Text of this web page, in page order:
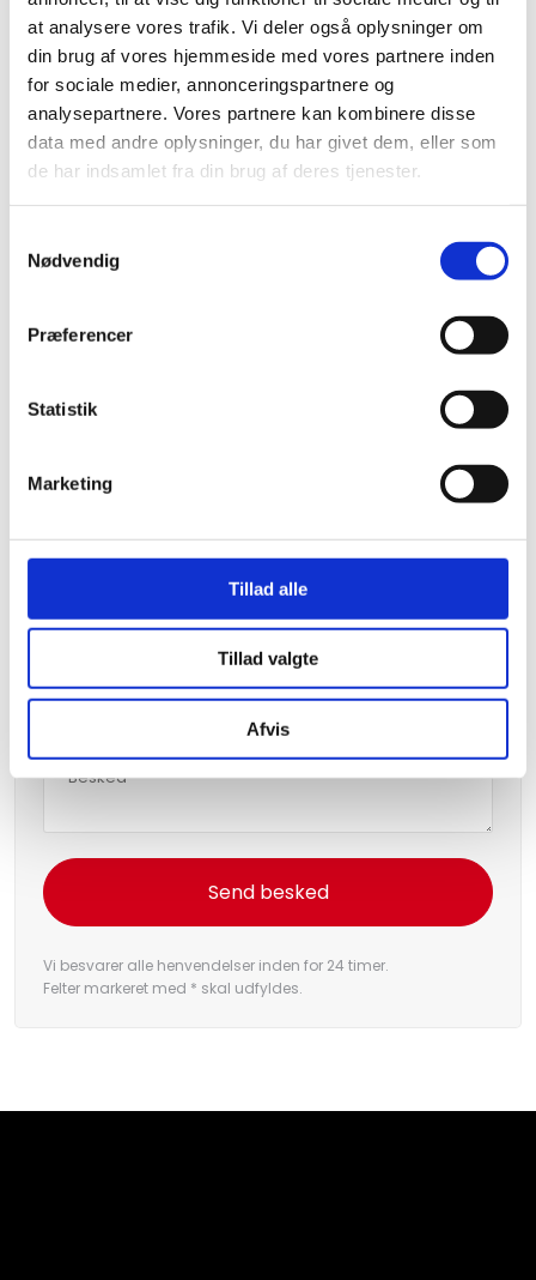
at analysere vores trafik. Vi deler også oplysninger om
din brug af vores hjemmeside med vores partnere inden
for sociale medier, annonceringspartnere og
analysepartnere. Vores partnere kan kombinere disse
data med andre oplysninger, du har givet dem, eller som
de har indsamlet fra din brug af deres tjenester.
Nødvendig
Præferencer
Statistik
Marketing
Tillad alle
Tillad valgte
Afvis
Administrer samtykke
Vi glæder os til at høre fra dig. Vi kan kontaktes på tlf.:
Vi besvarer alle henvendelser inden for 24 timer.
Felter markeret med * skal udfyldes.​